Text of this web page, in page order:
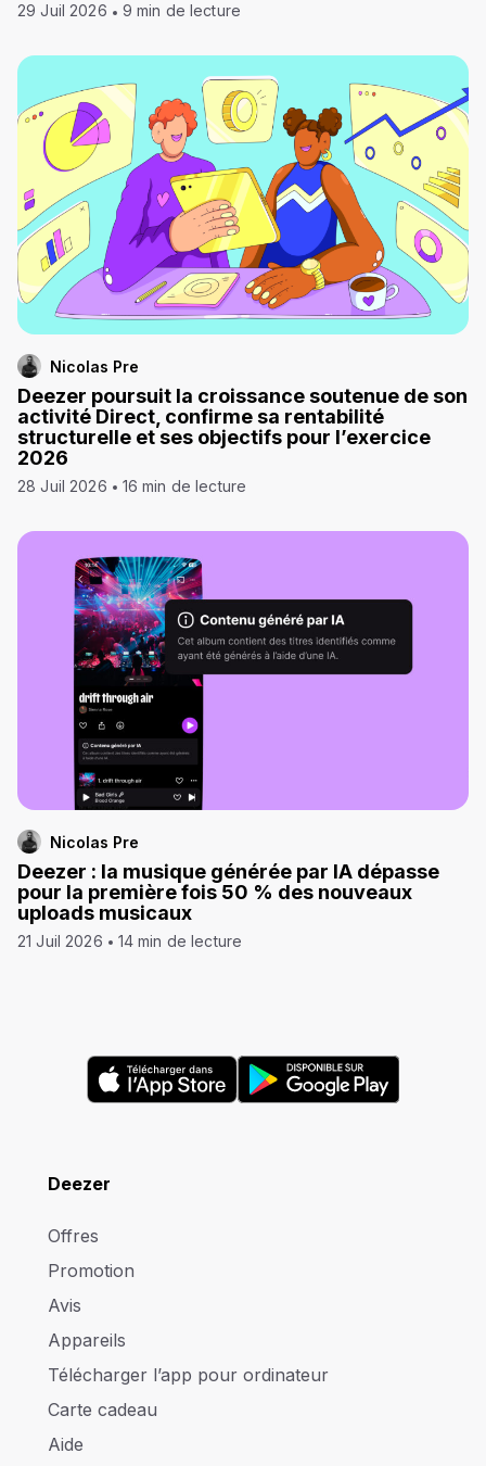
29 Juil 2026 9 min de lecture
Nicolas Pre
Deezer poursuit la croissance soutenue de son
activité Direct, confirme sa rentabilité
structurelle et ses objectifs pour l’exercice
2026
28 Juil 2026 16 min de lecture
Nicolas Pre
Deezer : la musique générée par IA dépasse
pour la première fois 50 % des nouveaux
uploads musicaux
21 Juil 2026 14 min de lecture
Deezer
Offres
Promotion
Avis
Appareils
Télécharger l’app pour ordinateur
Carte cadeau
Aide